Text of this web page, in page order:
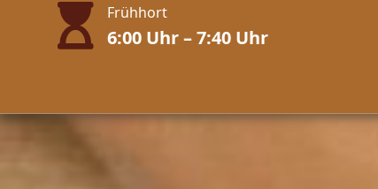
Frühhort
6:00 Uhr – 7:40 Uhr